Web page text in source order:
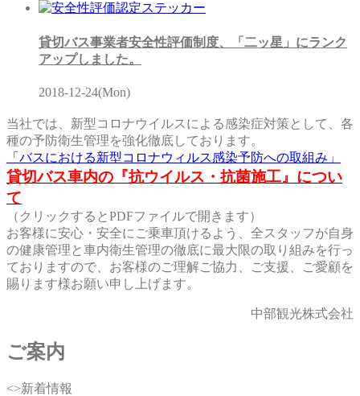
貸切バス事業者安全性評価制度、「二ッ星」にランク
アップしました。
2018-12-24(Mon)
当社では、新型コロナウイルスによる感染症対策として、各
種の予防衛生管理を強化徹底しております。
「バスにおける新型コロナウィルス感染予防への取組み」
貸切バス車内の『抗ウイルス・抗菌施工』につい
て
（クリックするとPDFファイルで開きます）
お客様に安心・安全にご乗車頂けるよう、全スタッフが自身
の健康管理と車内衛生管理の徹底に最大限の取り組みを行っ
ておりますので、お客様のご理解ご協力、ご支援、ご愛顧を
賜ります様お願い申し上げます。
中部観光株式会社
ご案内
<>新着情報